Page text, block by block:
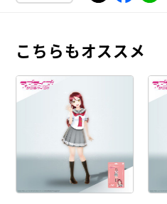
こちらもオススメ